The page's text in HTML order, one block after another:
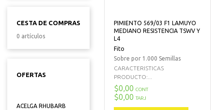
CESTA DE COMPRAS
0 artículos
OFERTAS
ACELGA RHUBARB
PIMIENTO 569/03 F1 LAMUYO
MEDIANO RESISTENCIA TSWV Y
L4
Fito
Sobre por 1.000 Semillas
CARACTERISTICAS
PRODUCTO:...
$0,00 CONT
$0,00 TARJ